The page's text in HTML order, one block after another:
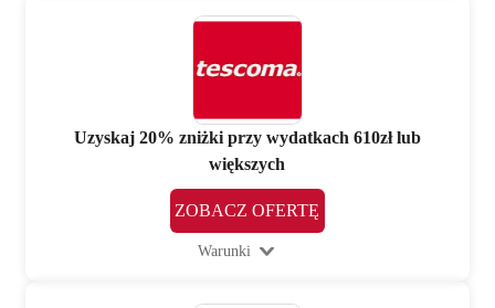
Uzyskaj 20% zniżki przy wydatkach 610zł lub
większych
ZOBACZ OFERTĘ
Warunki